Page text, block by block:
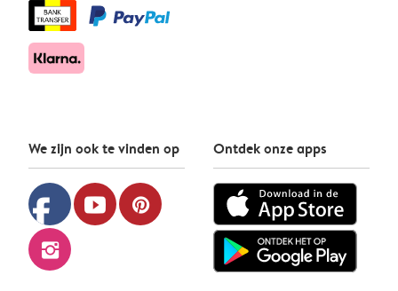
We zijn ook te vinden op
facebook youtube pinterest
instagram
Ontdek onze apps